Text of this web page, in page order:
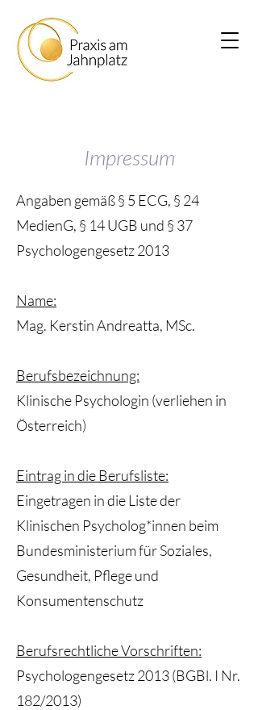
Impressum
Angaben gemäß § 5 ECG, § 24
MedienG, § 14 UGB und § 37
Psychologengesetz 2013
Name:
Mag. Kerstin Andreatta, MSc.
Berufsbezeichnung:
Klinische Psychologin (verliehen in
Österreich)
Eintrag in die Berufsliste:
Eingetragen in die Liste der
Klinischen Psycholog*innen beim
Bundesministerium für Soziales,
Gesundheit, Pflege und
Konsumentenschutz
Berufsrechtliche Vorschriften:
Psychologengesetz 2013 (BGBl. I Nr.
182/2013)